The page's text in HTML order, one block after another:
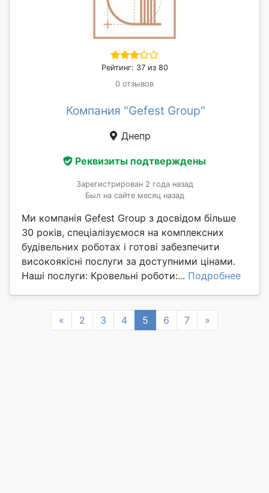
Рейтинг: 37 из 80
0 отзывов
Компания "Gefest Group"
Днепр
Реквизиты подтверждены
Зарегистрирован 2 года назад
Был на сайте месяц назад
Ми компанія Gefest Group з досвідом більше
30 років, спеціалізуємося на комплексних
будівельних роботах і готові забезпечити
високоякісні послуги за доступними цінами.
Наші послуги: Кровельні роботи:... Подробнее
« Previous
2 3 4 5 6 7 »